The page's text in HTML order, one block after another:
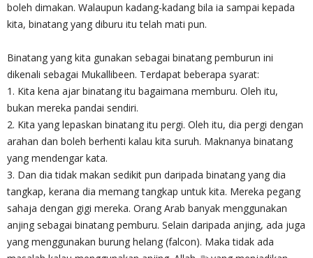
boleh dimakan. Walaupun kadang-kadang bila ia sampai kepada
kita, binatang yang diburu itu telah mati pun.
Binatang yang kita gunakan sebagai binatang pemburun ini
dikenali sebagai Mukallibeen. Terdapat beberapa syarat:
1. Kita kena ajar binatang itu bagaimana memburu. Oleh itu,
bukan mereka pandai sendiri.
2. Kita yang lepaskan binatang itu pergi. Oleh itu, dia pergi dengan
arahan dan boleh berhenti kalau kita suruh. Maknanya binatang
yang mendengar kata.
3. Dan dia tidak makan sedikit pun daripada binatang yang dia
tangkap, kerana dia memang tangkap untuk kita. Mereka pegang
sahaja dengan gigi mereka. Orang Arab banyak menggunakan
anjing sebagai binatang pemburu. Selain daripada anjing, ada juga
yang menggunakan burung helang (falcon). Maka tidak ada